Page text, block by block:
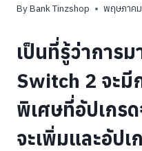
ByBank Tinzshop พฤษภาค
เป็นที่รู้ว่าการ
Switch 2 จะมี
พิเศษที่อัปเกร
จะเพิ่มและอัปเ